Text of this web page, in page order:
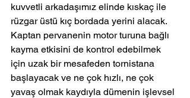
kuvvetli arkadaşımız elinde kıskaç ile
rüzgar üstü kıç bordada yerini alacak.
Kaptan pervanenin motor turuna bağlı
kayma etkisini de kontrol edebilmek
için uzak bir mesafeden tornistana
başlayacak ve ne çok hızlı, ne çok
yavaş olmak kaydıyla dümenin işlevsel